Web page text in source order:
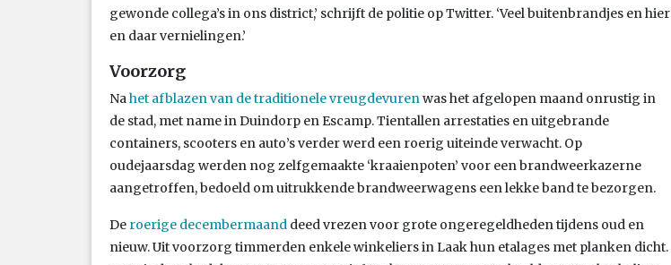
gewonde collega’s in ons district,’ schrijft de politie op Twitter. ‘Veel buitenbrandjes en hier
en daar vernielingen.’
Voorzorg
Na het afblazen van de traditionele vreugdevuren was het afgelopen maand onrustig in
de stad, met name in Duindorp en Escamp. Tientallen arrestaties en uitgebrande
containers, scooters en auto’s verder werd een roerig uiteinde verwacht. Op
oudejaarsdag werden nog zelfgemaakte ‘kraaienpoten’ voor een brandweerkazerne
aangetroffen, bedoeld om uitrukkende brandweerwagens een lekke band te bezorgen.
De roerige decembermaand deed vrezen voor grote ongeregeldheden tijdens oud en
nieuw. Uit voorzorg timmerden enkele winkeliers in Laak hun etalages met planken dicht.